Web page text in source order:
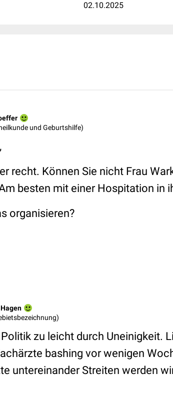
02.10.2025
und Geburtshilfe)
recht. Können Sie nicht Frau
besten mit einer Hospitation in
organisieren?
zu leicht durch Uneinigkeit.
bashing vor wenigen
untereinander Streiten werden